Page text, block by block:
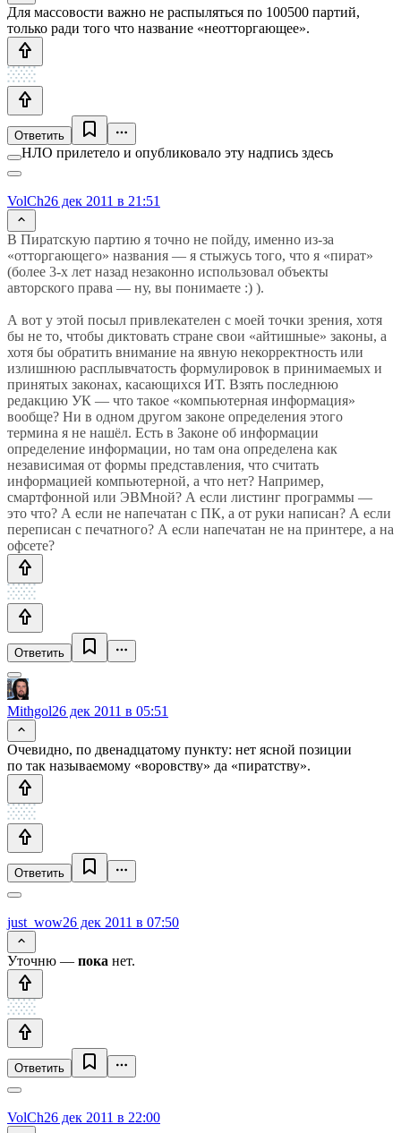
Для массовости важно не распыляться по 100500 партий,
только ради того что название «неотторгающее».
Ответить
НЛО прилетело и опубликовало эту надпись здесь
VolCh26 дек 2011 в 21:51
В Пиратскую партию я точно не пойду, именно из-за
«отторгающего» названия — я стыжусь того, что я «пират»
(более 3-х лет назад незаконно использовал объекты
авторского права — ну, вы понимаете :) ).
А вот у этой посыл привлекателен с моей точки зрения, хотя
бы не то, чтобы диктовать стране свои «айтишные» законы, а
хотя бы обратить внимание на явную некорректность или
излишнюю расплывчатость формулировок в принимаемых и
принятых законах, касающихся ИТ. Взять последнюю
редакцию УК — что такое «компьютерная информация»
вообще? Ни в одном другом законе определения этого
термина я не нашёл. Есть в Законе об информации
определение информации, но там она определена как
независимая от формы представления, что считать
информацией компьютерной, а что нет? Например,
смартфонной или ЭВМной? А если листинг программы —
это что? А если не напечатан с ПК, а от руки написан? А если
переписан с печатного? А если напечатан не на принтере, а на
офсете?
Ответить
Mithgol26 дек 2011 в 05:51
Очевидно, по двенадцатому пункту: нет ясной позиции
по так называемому «воровству» да «пиратству».
Ответить
just_wow26 дек 2011 в 07:50
Уточню — пока нет.
Ответить
VolCh26 дек 2011 в 22:00